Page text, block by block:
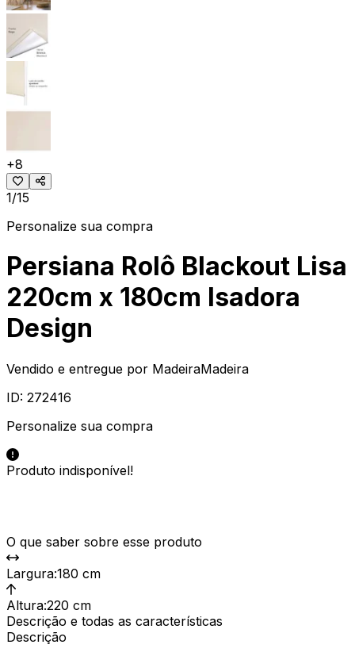
+8
1/15
Personalize sua compra
Persiana Rolô Blackout Lisa
220cm x 180cm Isadora
Design
Vendido e entregue por MadeiraMadeira
ID: 272416
Personalize sua compra
Produto indisponível!
O que saber sobre esse produto
Largura:180 cm
Altura:220 cm
Descrição e todas as características
Descrição